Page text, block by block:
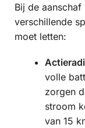
Bij de
verschillende
moet letten:
volle
zorgen
stroom
van 15